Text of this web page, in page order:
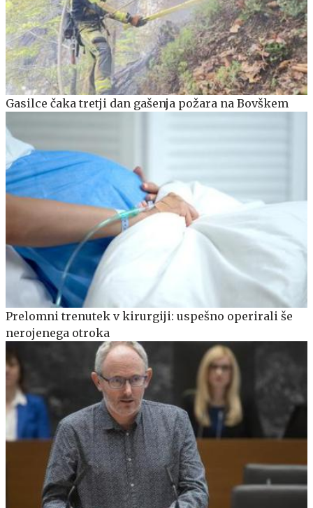
Gasilce čaka tretji dan gašenja požara na Bovškem
Prelomni trenutek v kirurgiji: uspešno operirali še
nerojenega otroka